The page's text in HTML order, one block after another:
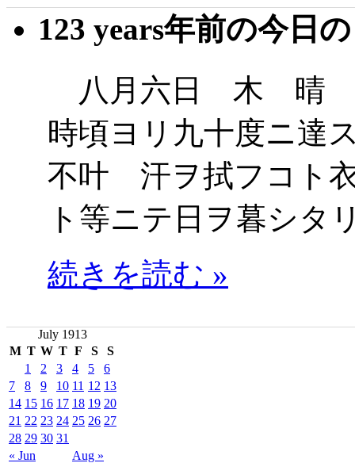
123 years年前の今日
八月六日 木 晴
時頃ヨリ九十度ニ
不叶 汗ヲ拭フコト
ト等ニテ日ヲ暮シタ
続きを読む »
July 1913
M T W T F S S
« Jun Aug »
1 2 3 4 5
6
7
8 9 10 11 12 13
14 15 16 17 18 19 20
21 22 23 24 25 26 27
28 29 30 31